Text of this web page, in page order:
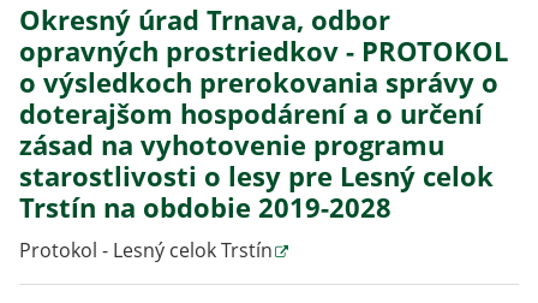
Okresný úrad Trnava, odbor
opravných prostriedkov - PROTOKOL
o výsledkoch prerokovania správy o
doterajšom hospodárení a o určení
zásad na vyhotovenie programu
starostlivosti o lesy pre Lesný celok
Trstín na obdobie 2019-2028
Protokol - Lesný celok Trstín